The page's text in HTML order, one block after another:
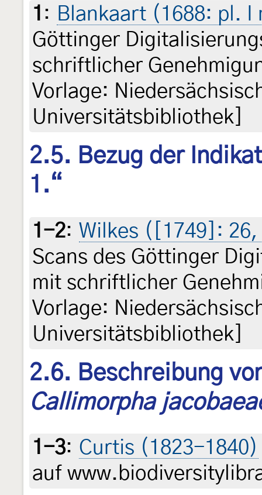
1 : Blankaart (1688: pl.
Göttinger
schriftlicher
Vorlage:
Universitätsbibliothek]
2.5. Bezug der
1.“
1-2: Wilkes ([1749]:
Scans des Göttinger
mit schriftlicher
Vorlage:
Universitätsbibliothek]
2.6. Beschreibung
Callimorpha
1-3: Curtis (1823-1840)
auf